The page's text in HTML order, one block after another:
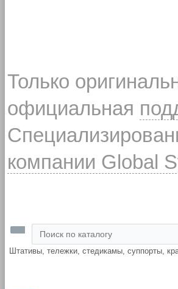
Только
официальная
компании Global
Штативы, тележки, стедикамы, суппорты,